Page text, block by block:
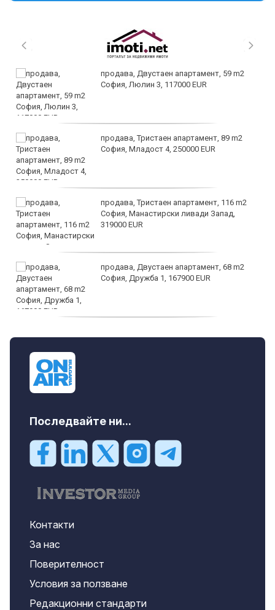
продава, Двустаен апартамент, 59 m2
София, Люлин 3, 117000 EUR
продава, Тристаен апартамент, 89 m2
София, Младост 4, 250000 EUR
продава, Тристаен апартамент, 116 m2
София, Манастирски ливади Запад,
319000 EUR
продава, Двустаен апартамент, 68 m2
София, Дружба 1, 167900 EUR
Последвайте ни...
Контакти
За нас
Поверителност
Условия за ползване
Редакционни стандарти